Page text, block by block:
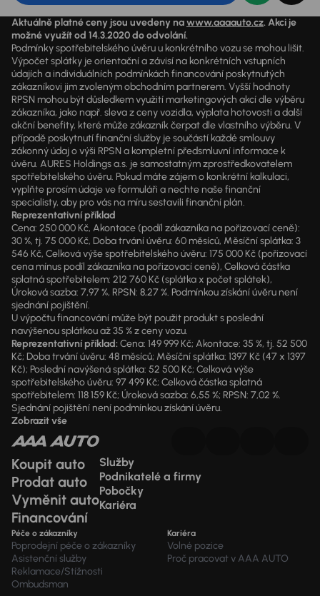
Aktuálně platné ceny jsou uvedeny nawww.aaaauto.cz. Akci je
možné využít od 14.3.2020 do odvolání.
Podmínky spotřebitelského úvěru u konkrétního vozu se mohou lišit.
Výpočet splátky je orientační a závisí na konkrétních vstupních
údajích a individuálních podmínkách financování poskytnutých
zákazníkovi jim zvoleným obchodním partnerem. Vyšší hodnoty
RPSN mohou být důsledkem využití marketingových akcí dle výběru
zákazníka, jako např. sleva z ceny vozidla, výplata hotovosti a další
akční benefity, které může zákazník čerpat dle vlastního výběru. V
případě poskytnutí finanční služby je součástí každé smlouvy
zákonný údaj o výši RPSN a kompletní předsmluvní informace k
úvěru. AURES Holdings a.s. je samostatným zprostředkovatelem
spotřebitelského úvěru. Pokud máte zájem o konkrétní kalkulaci,
vyplňte prosím údaje ve formuláři a nechte naše finanční
specialisty, aby pro vás na míru sestavili finanční plán.
Reprezentativní příklad
Cena: 250 000 Kč, Akontace (podíl zákazníka na pořizovací ceně):
30 %, tj. 75 000 Kč, Doba trvání úvěru: 60 měsíců, Měsíční splátka: 3
546 Kč, Celková výše spotřebitelského úvěru: 175 000 Kč (pořizovací
cena mínus podíl zákazníka na pořizovací ceně), Celková částka
splatná spotřebitelem: 212 760 Kč (splátka x počet splátek),
Úroková sazba: 7,97 %, RPSN: 8,27 %. Podmínkou získání úvěru není
sjednání pojištění.
U výpočtu financování může být použit produkt s poslední
navýšenou splátkou až 35 % z ceny vozu.
Reprezentativní příklad:Cena: 149 999 Kč; Akontace: 35 %, tj. 52 500
Kč; Doba trvání úvěru: 48 měsíců; Měsíční splátka: 1397 Kč (47 x 1397
Kč); Poslední navýšená splátka: 52 500 Kč; Celková výše
spotřebitelského úvěru: 97 499 Kč; Celková částka splatná
spotřebitelem: 118 159 Kč; Úroková sazba: 6,55 %; RPSN: 7,02 %.
Sjednání pojištění není podmínkou získání úvěru.
Zobrazit vše
Koupit auto
Prodat auto
Vyměnit auto
Financování
Služby
Podnikatelé a firmy
Pobočky
Kariéra
Péče o zákazníky
Poprodejní péče o zákazníky
Asistenční služby
Reklamace/Stížnosti
Ombudsman
Kariéra
Volné pozice
Proč pracovat v AAA AUTO